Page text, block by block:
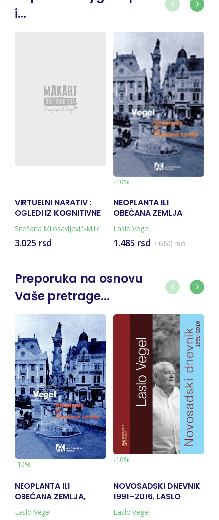
i...
VIRTUELNI NARATIV :
OGLEDI IZ KOGNITIVNE
NARATOLOGIJE
Snežana Milosavljević-Milić
3.025 rsd
-10%
NEOPLANTA ILI
OBEĆANA ZEMLJA
Laslo Vegel
1.485 rsd 1.650 rsd
Preporuka na osnovu
Vaše pretrage...
-10%
NEOPLANTA ILI
OBEĆANA ZEMLJA,
LASLO VEGEL
Laslo Vegel
-10%
NOVOSADSKI DNEVNIK
1991–2016, LASLO
VEGEL
Laslo Vegel